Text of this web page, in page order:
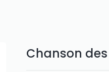
Chanson des